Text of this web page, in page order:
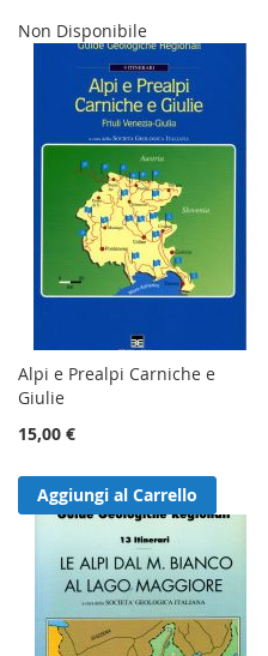
Non Disponibile
Alpi e Prealpi Carniche e
Giulie
15,00 €
Aggiungi al Carrello